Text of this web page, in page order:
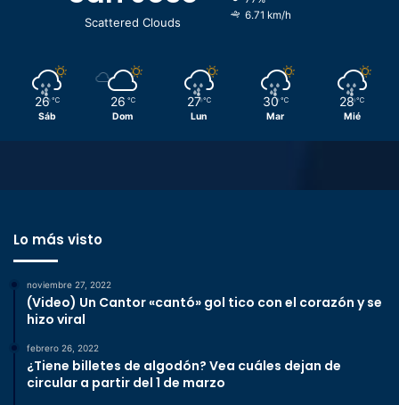
Scattered Clouds
6.71 km/h
26 ℃
Sáb
26 ℃
Dom
27 ℃
Lun
30 ℃
Mar
28 ℃
Mié
Lo más visto
noviembre 27, 2022
(Video) Un Cantor «cantó» gol tico con el corazón y se
hizo viral
febrero 26, 2022
¿Tiene billetes de algodón? Vea cuáles dejan de
circular a partir del 1 de marzo